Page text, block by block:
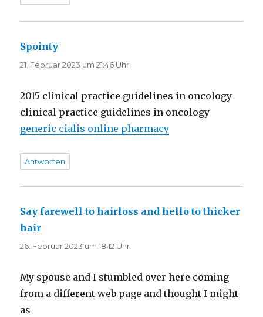
Spointy
21. Februar 2023 um 21:46 Uhr
2015 clinical practice guidelines in oncology
clinical practice guidelines in oncology
generic cialis online pharmacy
Antworten
Say farewell to hairloss and hello to thicker
hair
26. Februar 2023 um 18:12 Uhr
My spouse and I stumbled over here coming
from a different web page and thought I might
as